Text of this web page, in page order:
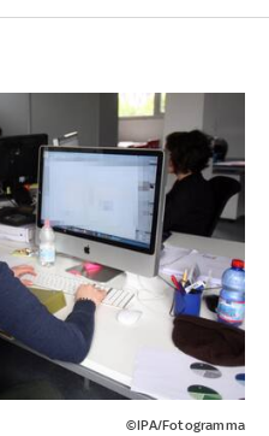
©IPA/Fotogramma